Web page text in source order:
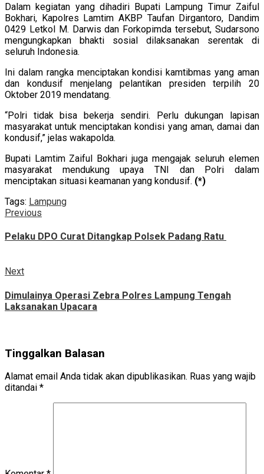
Dalam kegiatan yang dihadiri Bupati Lampung Timur Zaiful
Bokhari, Kapolres Lamtim AKBP Taufan Dirgantoro, Dandim
0429 Letkol M. Darwis dan Forkopimda tersebut, Sudarsono
mengungkapkan bhakti sosial dilaksanakan serentak di
seluruh Indonesia.
Ini dalam rangka menciptakan kondisi kamtibmas yang aman
dan kondusif menjelang pelantikan presiden terpilih 20
Oktober 2019 mendatang.
“Polri tidak bisa bekerja sendiri. Perlu dukungan lapisan
masyarakat untuk menciptakan kondisi yang aman, damai dan
kondusif,” jelas wakapolda.
Bupati Lamtim Zaiful Bokhari juga mengajak seluruh elemen
masyarakat mendukung upaya TNI dan Polri dalam
menciptakan situasi keamanan yang kondusif. (*)
Tags: Lampung
Continue
Reading
Previous
Pelaku DPO Curat Ditangkap Polsek Padang Ratu
NextNext
Dimulainya Operasi Zebra Polres Lampung Tengah
Laksanakan Upacara
Tinggalkan Balasan
Alamat email Anda tidak akan dipublikasikan. Ruas yang wajib
ditandai *